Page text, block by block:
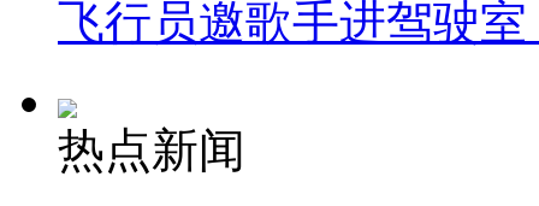
飞行员邀歌手进驾驶
热点新闻